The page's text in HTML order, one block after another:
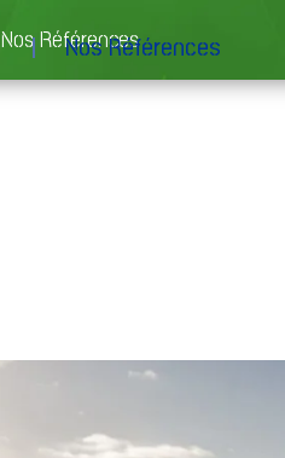
Nos Références
Nos Références